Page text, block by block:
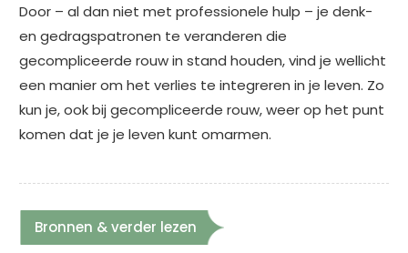
Door – al dan niet met professionele hulp – je denk-
en gedragspatronen te veranderen die
gecompliceerde rouw in stand houden, vind je wellicht
een manier om het verlies te integreren in je leven. Zo
kun je, ook bij gecompliceerde rouw, weer op het punt
komen dat je je leven kunt omarmen.
Bronnen & verder lezen